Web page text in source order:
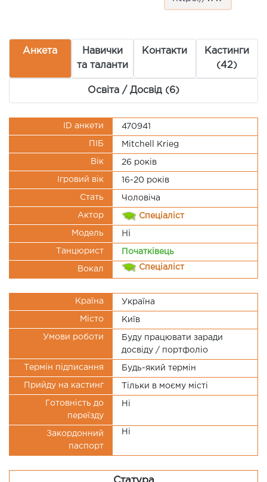
Анкета
Навички
та таланти
Контакти
Кастинги
(42)
Освіта / Досвід (6)
ID анкети 470941
ПІБ Mitchell Krieg
Вік 26 рокiв
Ігровий вік 16-20 років
Стать Чоловіча
Актор Спеціаліст
Модель Ні
Танцюрист Початківець
Вокал Спеціаліст
Країна Україна
Місто Київ
Умови роботи
Буду працювати заради
досвіду / портфоліо
Термін підписання Будь-який термін
Прийду на кастинг Тільки в моєму місті
Готовність до
переїзду
Ні
Закордонний
паспорт
Ні